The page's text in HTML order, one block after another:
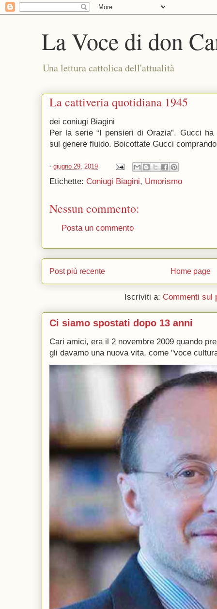
La Voce di don
Una lettura cattolica dell'attualità
La cattiveria quotidiana 1945
dei coniugi Biagini
Per la serie “I pensieri di Orazia”. Gucci
sul genere fluido. Boicottate Gucci
- giugno 29, 2019
Etichette: Coniugi Biagini, Umorismo
Nessun commento:
Posta un commento
Post più recente Home page
Iscriviti a: Commenti sul
Ci siamo spostati dopo 13 anni
Cari amici, era il 2 novembre 2009 quando
gli davamo una nuova vita, come "voce